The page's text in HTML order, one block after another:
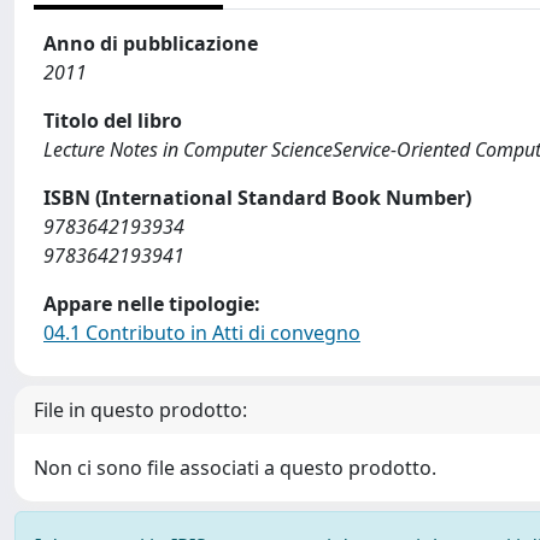
Anno di pubblicazione
2011
Titolo del libro
Lecture Notes in Computer ScienceService-Oriented
ISBN (International Standard Book Number)
9783642193934
9783642193941
Appare nelle tipologie:
04.1 Contributo in Atti di convegno
File in questo prodotto:
Non ci sono file associati a questo prodotto.